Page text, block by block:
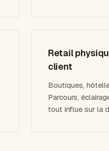
Retail
client
Boutiques,
Parcours,
tout influe sur la